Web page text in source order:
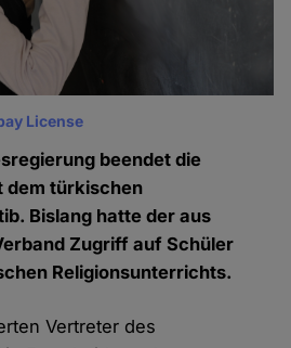
License
beendet die
dem türkischen
Bislang hatte der aus
Zugriff auf Schüler
Religionsunterrichts.
Vertreter des